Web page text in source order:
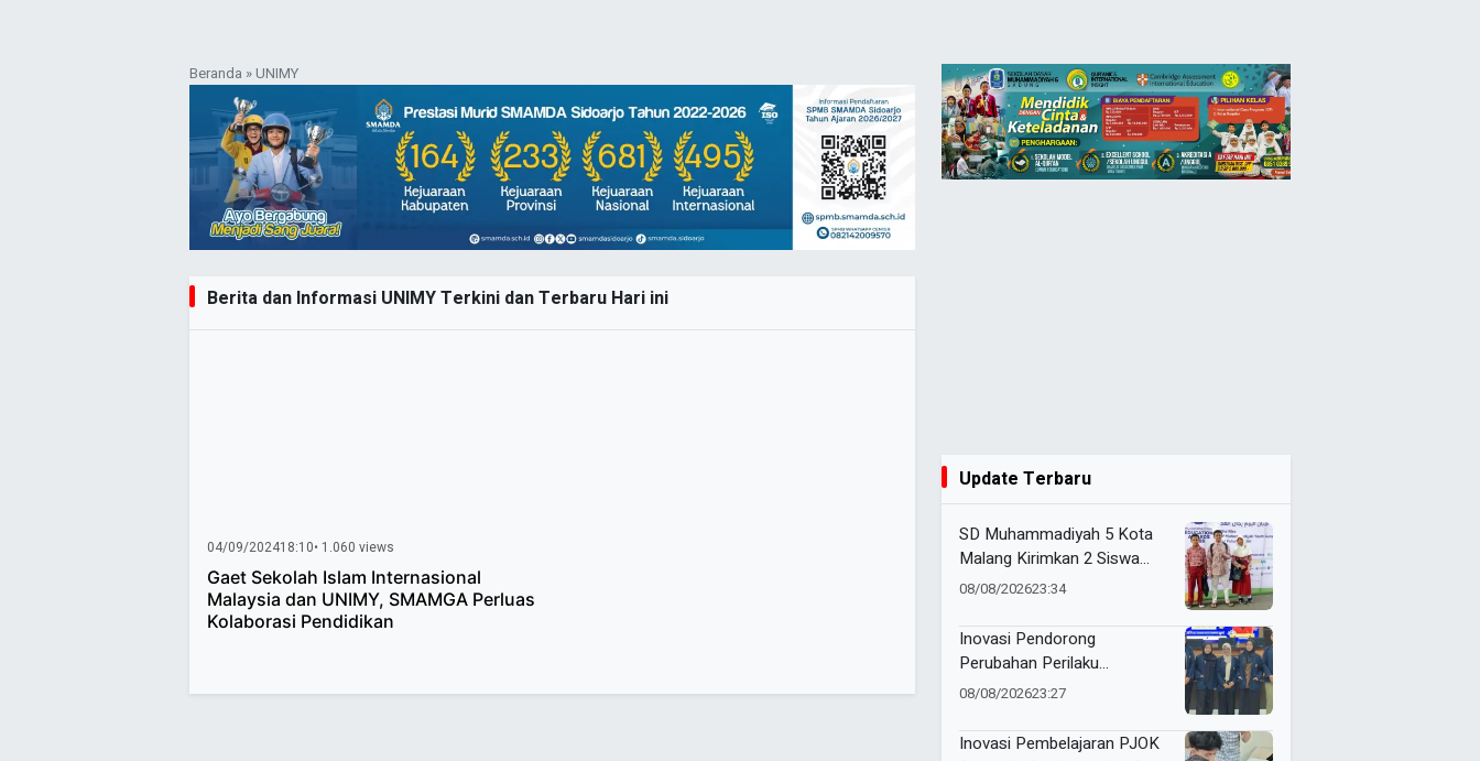
Beranda »UNIMY
Berita dan Informasi UNIMY Terkini dan Terbaru Hari ini
04/09/202418:10• 1.060 views
Gaet Sekolah Islam Internasional
Malaysia dan UNIMY, SMAMGA Perluas
Kolaborasi Pendidikan
Update Terbaru
SD Muhammadiyah 5 Kota
Malang Kirimkan 2 Siswa
Terbaiknya ke ME Award
08/08/202623:34
Inovasi Pendorong
Perubahan Perilaku
Konsumsi Manis Penderita
Unesa
08/08/202623:27
Inovasi Pembelajaran PJOK